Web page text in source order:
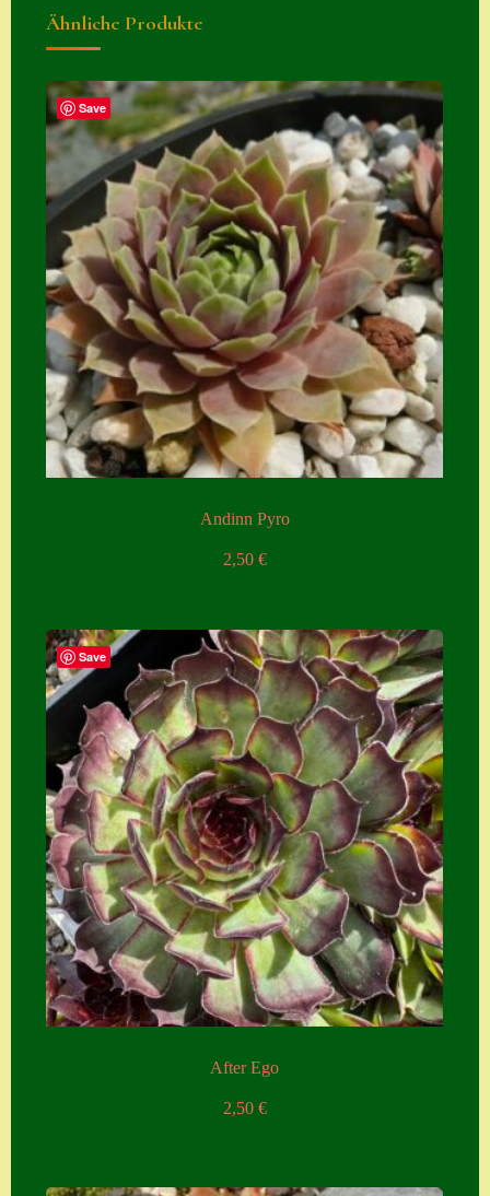
ng
Zahlung
Zahlungs- &
Versandinfos
Zubehör
Zubehör
Ähnliche Produkte
Save
Andinn Pyro
2,50 €
Save
After Ego
2,50 €